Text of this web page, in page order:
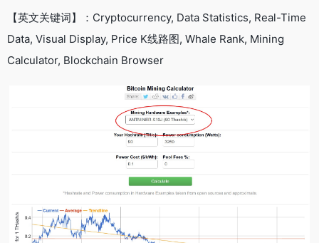
【英文关键词】：Cryptocurrency, Data Statistics, Real-Time
Data, Visual Display, Price K线路图, Whale Rank, Mining
Calculator, Blockchain Browser